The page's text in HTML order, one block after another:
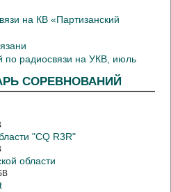
на КВ «Партизанский
по радиосвязи на УКВ, июль
СОРЕВНОВАНИЙ
"CQ R3R"
области